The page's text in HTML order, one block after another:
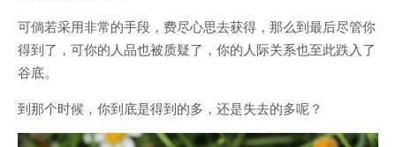
可倘若采用非常的手段，费尽心思去获得，那么到最后尽管你
得到了，可你的人品也被质疑了，你的人际关系也至此跌入了
谷底。
到那个时候，你到底是得到的多，还是失去的多呢？